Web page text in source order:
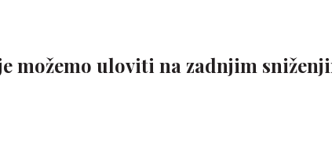
možemo uloviti na zadnjim